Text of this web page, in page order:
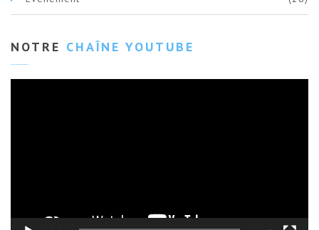
NOTRE CHAÎNE YOUTUBE